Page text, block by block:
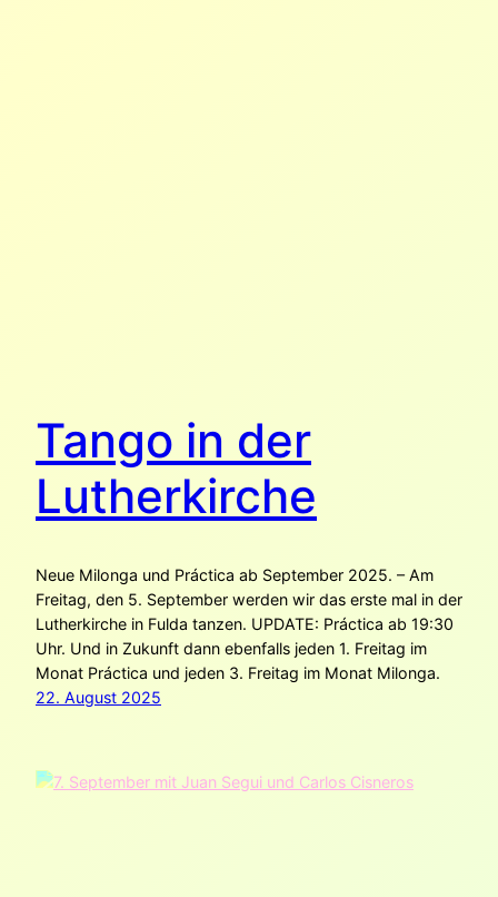
Tango in der
Lutherkirche
Neue Milonga und Práctica ab September 2025. – Am
Freitag, den 5. September werden wir das erste mal in der
Lutherkirche in Fulda tanzen. UPDATE: Práctica ab 19:30
Uhr. Und in Zukunft dann ebenfalls jeden 1. Freitag im
Monat Práctica und jeden 3. Freitag im Monat Milonga.
22. August 2025